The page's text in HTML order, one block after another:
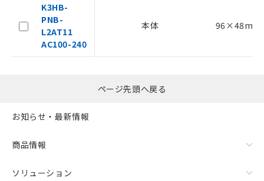
K3HB-
PNB-
L2AT11
AC100-240
本体 96×48mm
ページ先頭へ戻る
お知らせ・最新情報
商品情報
ソリューション